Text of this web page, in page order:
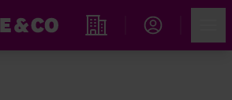
Immobiliensuche